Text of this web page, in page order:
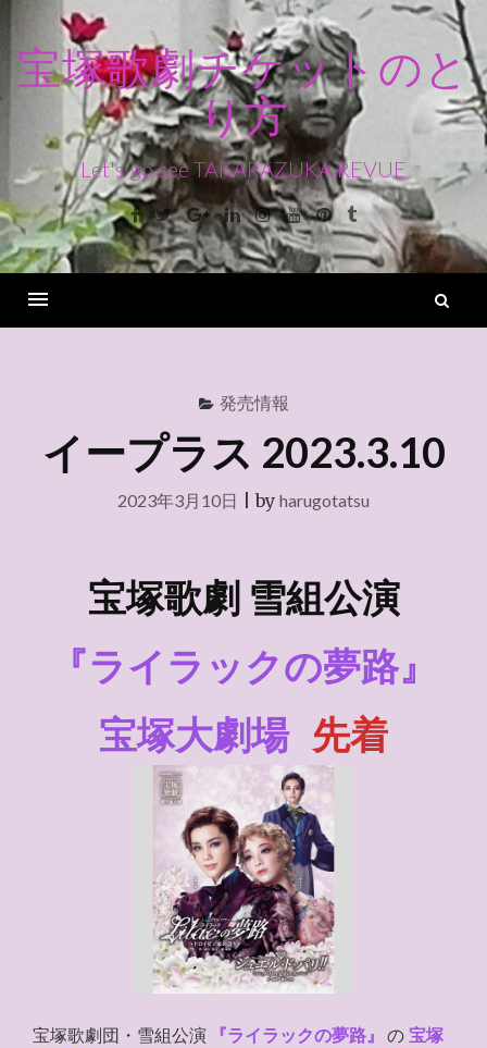
ン
ス
キ
ッ
宝塚歌劇チケットのと
り方
Let's go see TAKARAZUKA REVUE
Facebook
TwitterGoogle+LinkedinInstagram
YoutubePinterest
Tumblr
発売情報
イープラス 2023.3.10
2023年3月10日 |by harugotatsu
宝塚歌劇 雪組公演
『ライラックの夢路』
宝塚大劇場 先着
宝塚歌劇団・雪組公演 『ライラックの夢路』 の 宝塚